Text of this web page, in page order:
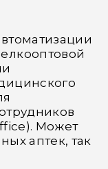
Может
аптек, так